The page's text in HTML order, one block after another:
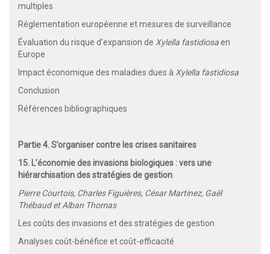
multiples
Réglementation européenne et mesures de surveillance
Évaluation du risque d’expansion de Xylella fastidiosaen
Europe
Impact économique des maladies dues àXylella fastidiosa
Conclusion
Références bibliographiques
Partie 4. S’organiser contre les crises sanitaires
15. L’économie des invasions biologiques : vers une
hiérarchisation des stratégies de gestion
Pierre Courtois, Charles Figuières, César Martinez, Gaël
Thébaud et Alban Thomas
Les coûts des invasions et des stratégies de gestion
Analyses coût-bénéfice et coût-efficacité